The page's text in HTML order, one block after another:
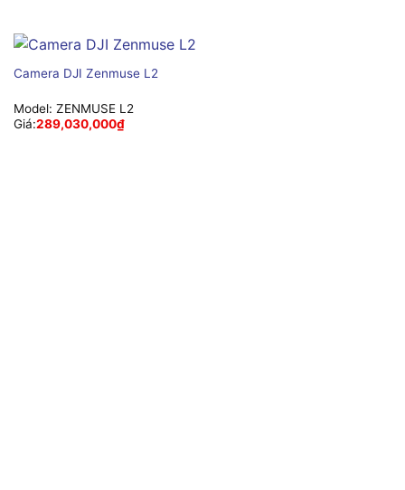
Camera DJI Zenmuse L2
Model: ZENMUSE L2
Giá:289,030,000₫